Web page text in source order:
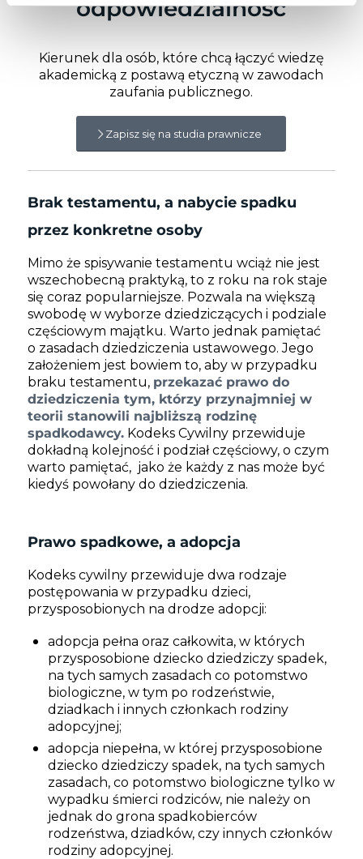
odpowiedzialność
Kierunek dla osób, które chcą łączyć wiedzę
akademicką z postawą etyczną w zawodach
zaufania publicznego.
Zapisz się na studia prawnicze
Brak testamentu, a nabycie spadku
przez konkretne osoby
Mimo że spisywanie testamentu wciąż nie jest
wszechobecną praktyką, to z roku na rok staje
się coraz popularniejsze. Pozwala na większą
swobodę w wyborze dziedziczących i podziale
częściowym majątku. Warto jednak pamiętać
o zasadach dziedziczenia ustawowego. Jego
założeniem jest bowiem to, aby w przypadku
braku testamentu, przekazać prawo do
dziedziczenia tym, którzy przynajmniej w
teorii stanowili najbliższą rodzinę
spadkodawcy.Kodeks Cywilny przewiduje
dokładną kolejność i podział częściowy, o czym
warto pamiętać, jako że każdy z nas może być
kiedyś powołany do dziedziczenia.
Prawo spadkowe, a adopcja
Kodeks cywilny przewiduje dwa rodzaje
postępowania w przypadku dzieci,
przysposobionych na drodze adopcji:
adopcja pełna oraz całkowita, w których
przysposobione dziecko dziedziczy spadek,
na tych samych zasadach co potomstwo
biologiczne, w tym po rodzeństwie,
dziadkach i innych członkach rodziny
adopcyjnej;
adopcja niepełna, w której przysposobione
dziecko dziedziczy spadek, na tych samych
zasadach, co potomstwo biologiczne tylko w
wypadku śmierci rodziców, nie należy on
jednak do grona spadkobierców
rodzeństwa, dziadków, czy innych członków
rodziny adopcyjnej.